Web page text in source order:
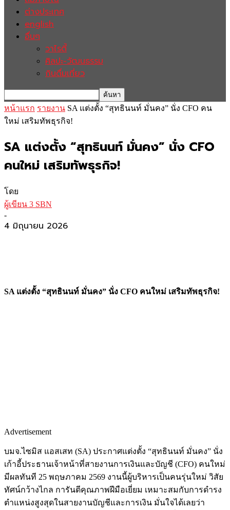
ต่างประเทศ
english
อื่นๆ
วาไรตี้
ศิลปะ-วัฒนธรรม
กินดื่มเที่ยว
หน้าแรก รายงาน SA แต่งตั้ง “สุทธินนท์ มั่นคง” นั่ง CFO คน
ใหม่ เสริมทัพธุรกิจ!
SA แต่งตั้ง “สุทธินนท์ มั่นคง” นั่ง CFO
คนใหม่ เสริมทัพธุรกิจ!
โดย
ผู้เขียน 3 SBN
-
4 มิถุนายน 2026
SA แต่งตั้ง “สุทธินนท์ มั่นคง” นั่ง CFO คนใหม่ เสริมทัพธุรกิจ!
Advertisement
บมจ.ไซมิส แอสเสท (SA) ประกาศแต่งตั้ง “สุทธินนท์ มั่นคง” นั่ง
เก้าอี้ประธานเจ้าหน้าที่สายงานการเงินและบัญชี (CFO) คนใหม่
มีผลทันที 25 พฤษภาคม 2569 งานนี้ผู้บริหารเป็นคนรุ่นใหม่ วิสัย
ทัศน์กว้างไกล การันตีคุณภาพฝีมือเยี่ยม เหมาะสมกับการดำรง
ตำแหน่งสูงสุดในสายงานบัญชีและการเงิน มั่นใจได้เลยว่า